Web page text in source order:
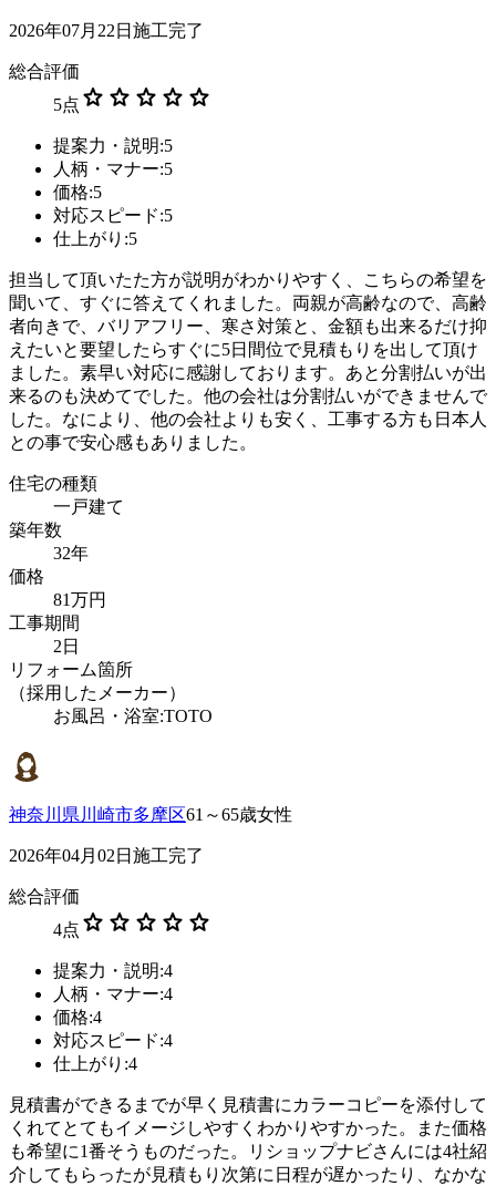
2026年07月22日施工完了
総合評価
5点 star star star star star
提案力・説明:5
人柄・マナー:5
価格:5
対応スピード:5
仕上がり:5
担当して頂いたた方が説明がわかりやすく、こちらの希望を
聞いて、すぐに答えてくれました。両親が高齢なので、高齢
者向きで、バリアフリー、寒さ対策と、金額も出来るだけ抑
えたいと要望したらすぐに5日間位で見積もりを出して頂け
ました。素早い対応に感謝しております。あと分割払いが出
来るのも決めてでした。他の会社は分割払いができませんで
した。なにより、他の会社よりも安く、工事する方も日本人
との事で安心感もありました。
住宅の種類
一戸建て
築年数
32年
価格
81万円
工事期間
2日
リフォーム箇所
（採用したメーカー）
お風呂・浴室:TOTO
神奈川県川崎市多摩区61～65歳女性
2026年04月02日施工完了
総合評価
4点 star star star star star
提案力・説明:4
人柄・マナー:4
価格:4
対応スピード:4
仕上がり:4
見積書ができるまでが早く見積書にカラーコピーを添付して
くれてとてもイメージしやすくわかりやすかった。また価格
も希望に1番そうものだった。リショップナビさんには4社紹
介してもらったが見積もり次第に日程が遅かったり、なかな